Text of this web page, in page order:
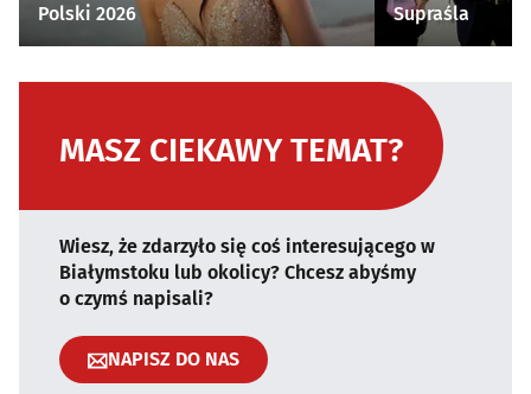
Polski 2026
Supraśla
MASZ CIEKAWY TEMAT?
Wiesz, że zdarzyło się coś interesującego w
Białymstoku lub okolicy? Chcesz abyśmy
o czymś napisali?
NAPISZ DO NAS